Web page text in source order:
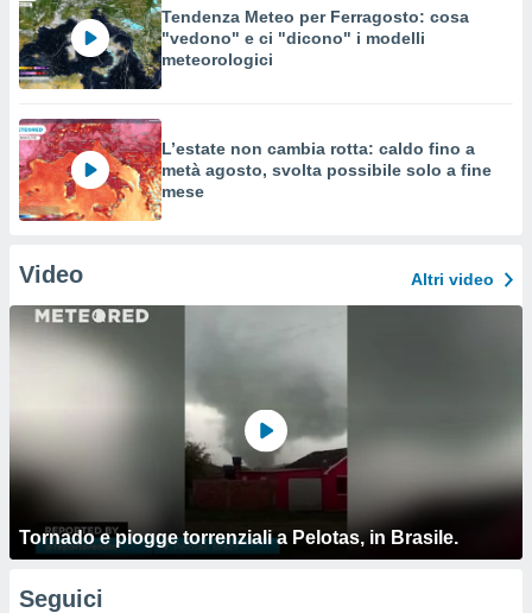
Tendenza Meteo per Ferragosto: cosa
"vedono" e ci "dicono" i modelli
meteorologici
L’estate non cambia rotta: caldo fino a
metà agosto, svolta possibile solo a fine
mese
Video Altri video
Tornado e piogge torrenziali a Pelotas, in Brasile.
Seguici